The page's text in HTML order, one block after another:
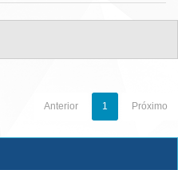
Anterior 1 Próximo